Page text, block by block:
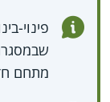
פינוי-
מתחם